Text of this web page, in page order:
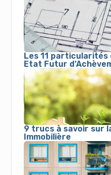
Les 11 particularités
Etat Futur
9 trucs à savoir sur
Immobilière